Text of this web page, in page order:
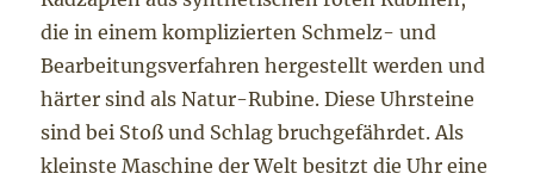
die in einem komplizierten Schmelz- und
Bearbeitungsverfahren hergestellt werden und
härter sind als Natur-Rubine. Diese Uhrsteine
sind bei Stoß und Schlag bruchgefährdet. Als
kleinste Maschine der Welt besitzt die Uhr eine